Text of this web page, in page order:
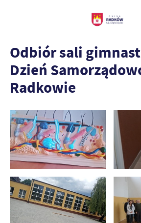
Odbiór sali
Dzień
Radkowie